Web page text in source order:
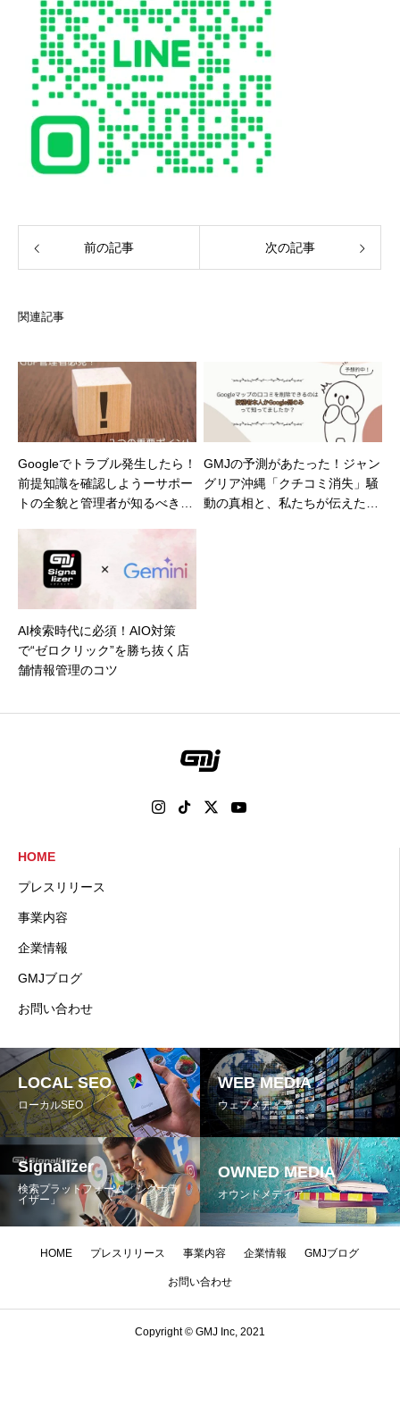
前の記事 次の記事
関連記事
Googleでトラブル発生したら！
前提知識を確認しようーサポー
トの全貌と管理者が知るべき重
GMJの予測があたった！ジャン
グリア沖縄「クチコミ消失」騒
動の真相と、私たちが伝えたい
AI検索時代に必須！AIO対策
で“ゼロクリック”を勝ち抜く店
舗情報管理のコツ
HOME
プレスリリース
事業内容
企業情報
GMJブログ
お問い合わせ
LOCAL SEO
ローカルSEO
WEB MEDIA
ウェブメディア
Signalizer
検索プラットフォーム「シグナラ
イザー」
OWNED MEDIA
オウンドメディア
HOME プレスリリース 事業内容 企業情報 GMJブログ
お問い合わせ
Copyright © GMJ Inc, 2021
SiriのChatGPT統合が検索
SignalizerとChatGPT：公
クチコミコミ促進AIと返
化
進化する検索エンジン環境